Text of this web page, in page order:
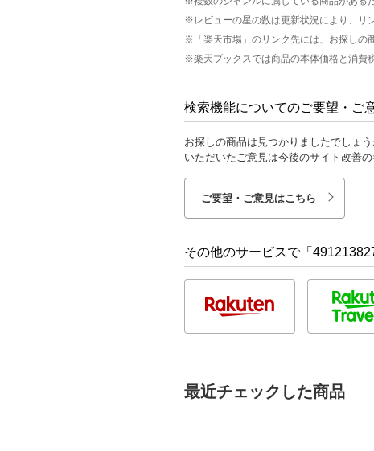
※レビューの星の数は更新状況により、リ
※「楽天市場」のリンク先には、お探しの
※楽天ブックスでは商品の本体価格と消費
検索機能についてのご要望・ご
お探しの商品は見つかりましたでしょ
いただいたご意見は今後のサイト改善
ご要望・ご意見はこちら
その他のサービスで「
最近チェックした商品